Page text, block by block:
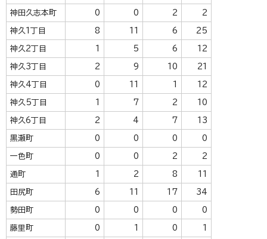
神田久志本町 0 0 2 2
神久1丁目 8 6 25
神久2丁目 5 6 12
神久3丁目 2 9 10 21
神久4丁目 0 12
神久5丁目 7 2 10
神久6丁目 2 4 7 13
黒瀬町 0 0 0 0
一色町 0 0 2 2
通町 2 8
田尻町 6 17 34
勢田町 0 0 0 0
藤里町 0 0